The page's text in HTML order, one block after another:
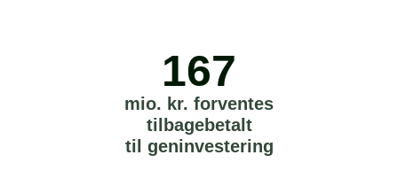
167
mio. kr. forventes
tilbagebetalt
til geninvestering